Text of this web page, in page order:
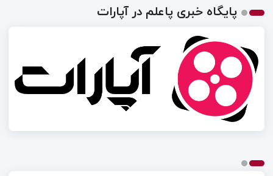
پایگاه خبری پاعلم در آپارات